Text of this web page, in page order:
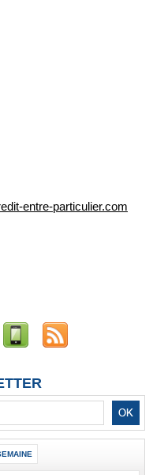
entre-particulier.com